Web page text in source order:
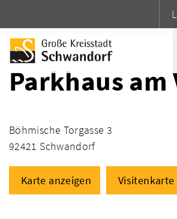
Parkhaus am
Böhmische Torgasse 3
92421 Schwandorf
Karte anzeigen